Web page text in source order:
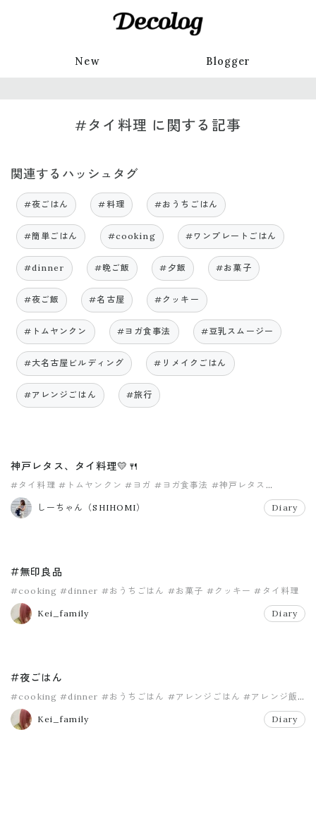
New Blogger
#タイ料理 に関する記事
関連するハッシュタグ
#夜ごはん #料理 #おうちごはん
#簡単ごはん #cooking #ワンプレートごはん
#dinner #晩ご飯 #夕飯 #お菓子
#夜ご飯 #名古屋 #クッキー
#トムヤンクン #ヨガ食事法 #豆乳スムージー
#大名古屋ビルディング #リメイクごはん
#アレンジごはん #旅行
神戸レタス、タイ料理💛🍴
#タイ料理 #トムヤンクン #ヨガ #ヨガ食事法 #神戸レタス
#豆乳スムージー
しーちゃん（SHIHOMI）
Diary
#無印良品
#cooking #dinner #おうちごはん #お菓子 #クッキー #タイ料理
Kei_family Diary
#夜ごはん
#cooking #dinner #おうちごはん #アレンジごはん #アレンジ飯
#タイ料理
Kei_family
Diary